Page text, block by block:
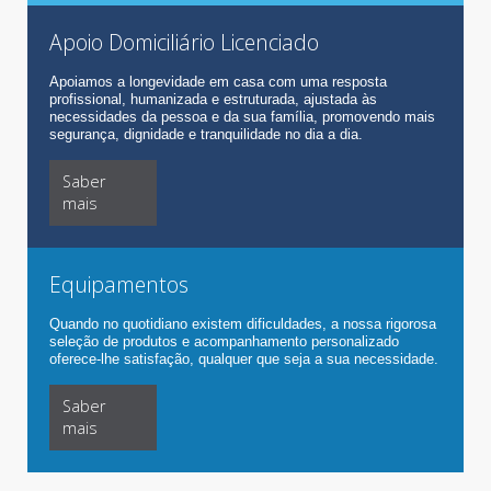
Apoio Domiciliário Licenciado
Apoiamos a longevidade em casa com uma resposta
profissional, humanizada e estruturada, ajustada às
necessidades da pessoa e da sua família, promovendo mais
segurança, dignidade e tranquilidade no dia a dia.
Saber
mais
Equipamentos
Quando no quotidiano existem dificuldades, a nossa rigorosa
seleção de produtos e acompanhamento personalizado
oferece-lhe satisfação, qualquer que seja a sua necessidade.
Saber
mais